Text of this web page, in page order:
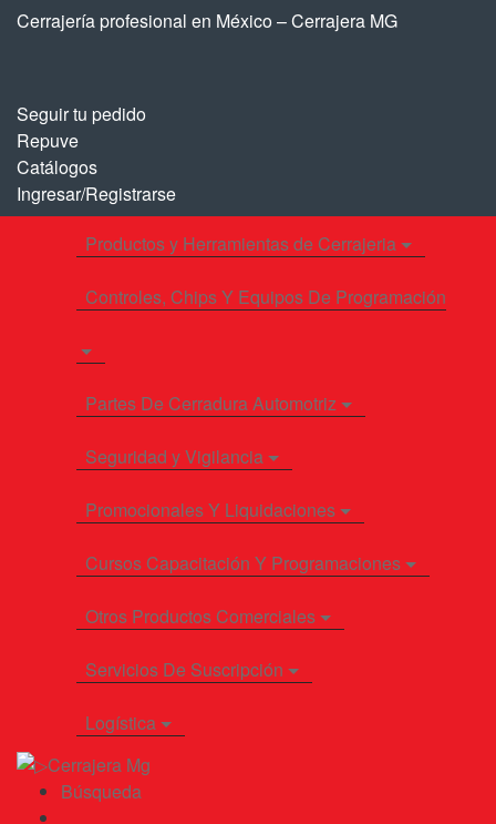
Saltar
Saltar
Cerrajería profesional en México – Cerrajera MG
Seguir tu pedido
Repuve
Catálogos
Ingresar/Registrarse
Productos y Herramientas de Cerrajeria
Controles, Chips Y Equipos De Programación
Partes De Cerradura Automotriz
Seguridad y Vigilancia
Promocionales Y Liquidaciones
Cursos Capacitación Y Programaciones
Otros Productos Comerciales
Servicios De Suscripción
Logística
Búsqueda